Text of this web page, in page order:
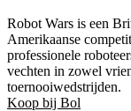
Robot Wars is een
Amerikaanse
professionele
vechten in zowel
toernooiwedstrijden.
Koop bij Bol